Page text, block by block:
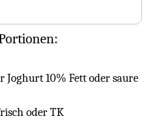
Joghurt 10% Fett oder saure
oder TK